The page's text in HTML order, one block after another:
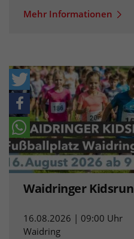
Mehr Informationen
Waidringer Kidsrun
16.08.2026 | 09:00 Uhr
Waidring